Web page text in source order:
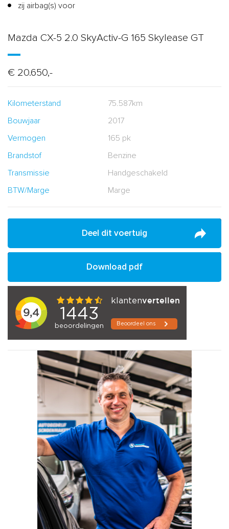
zij airbag(s) voor
Mazda CX-5 2.0 SkyActiv-G 165 Skylease GT
€ 20.650,-
Kilometerstand
75.587km
Bouwjaar
2017
Vermogen
165 pk
Brandstof
Benzine
Transmissie
Handgeschakeld
BTW/Marge
Marge
Deel dit voertuig
Download pdf